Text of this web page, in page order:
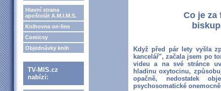
Hlavní strana
apoštolát A.M.I.M.S.
Knihovna on-line
Comicsy
Objednávky knih
TV-MIS.cz
nabízí:
Co je za
Když před pár lety vyšla
kancelář", začala jsem po
videu a na své stránce
hladinu oxytocinu,
opačně, nedostatek
psychosomatické